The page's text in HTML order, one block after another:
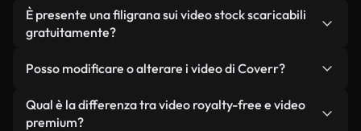
senza citare il creatore, sebbene sia sempre
gradito.
Sì. Tutti i filmati di Coverr possono essere utilizzati
in video monetizzati su YouTube, promozioni sui
condizione che non si rivendano o ridistribuiscano
È presente una filigrana sui video stock scaricabili
gratuitamente?
reali o generati dall'intelligenza artificiale, include
filigrane. Avrai a disposizione filmati puliti e pronti
all'uso.
Posso modificare o alterare i video di Coverr?
Sì. Siete liberi di tagliare, ritagliare o remixare i
nostri video. Assicuratevi solo che il prodotto
Qual è la differenza tra video royalty-free e video
premium?